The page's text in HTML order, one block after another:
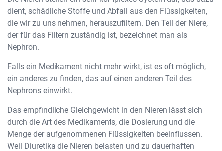
dient, schädliche Stoffe und Abfall aus den Flüssigkeiten,
die wir zu uns nehmen, herauszufiltern. Den Teil der Niere,
der für das Filtern zuständig ist, bezeichnet man als
Nephron.
Falls ein Medikament nicht mehr wirkt, ist es oft möglich,
ein anderes zu finden, das auf einen anderen Teil des
Nephrons einwirkt.
Das empfindliche Gleichgewicht in den Nieren lässt sich
durch die Art des Medikaments, die Dosierung und die
Menge der aufgenommenen Flüssigkeiten beeinflussen.
Weil Diuretika die Nieren belasten und zu dauerhaften